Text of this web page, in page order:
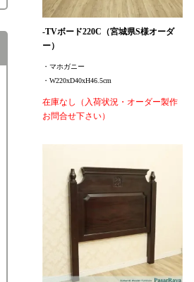
-TVボード220C（宮城県S様オーダ
ー）
・マホガニー
・W220xD40xH46.5cm
在庫なし（入荷状況・オーダー製作
お問合せ下さい）